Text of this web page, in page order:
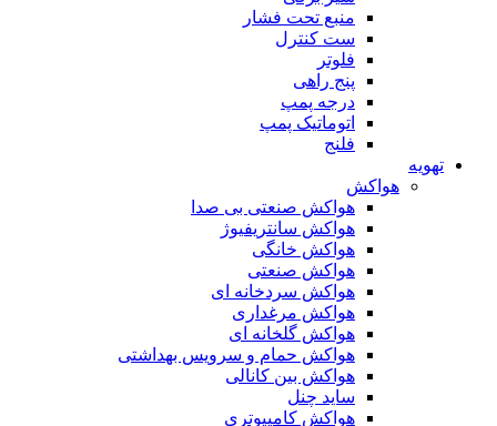
منبع تحت فشار
ست کنترل
فلوتر
پنج راهی
درجه پمپ
اتوماتیک پمپ
فلنج
تهویه
هواکش
هواکش صنعتی بی صدا
هواکش سانتریفیوژ
هواکش خانگی
هواکش صنعتی
هواکش سردخانه ای
هواکش مرغداری
هواکش گلخانه ای
هواکش حمام و سرویس بهداشتی
هواکش بین کانالی
ساید چنل
هواکش کامپیوتری